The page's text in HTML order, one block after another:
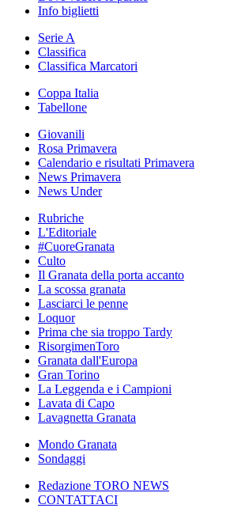
Info biglietti
Serie A
Classifica
Classifica Marcatori
Coppa Italia
Tabellone
Giovanili
Rosa Primavera
Calendario e risultati Primavera
News Primavera
News Under
Rubriche
L'Editoriale
#CuoreGranata
Culto
Il Granata della porta accanto
La scossa granata
Lasciarci le penne
Loquor
Prima che sia troppo Tardy
RisorgimenToro
Granata dall'Europa
Gran Torino
La Leggenda e i Campioni
Lavata di Capo
Lavagnetta Granata
Mondo Granata
Sondaggi
Redazione TORO NEWS
CONTATTACI